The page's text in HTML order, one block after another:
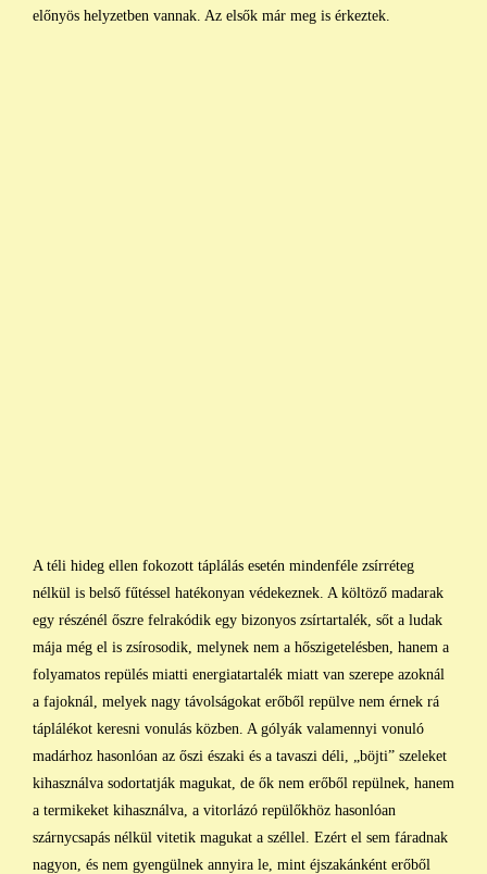
előnyös helyzetben vannak. Az elsők már meg is érkeztek.
A téli hideg ellen fokozott táplálás esetén mindenféle zsírréteg
nélkül is belső fűtéssel hatékonyan védekeznek. A költöző madarak
egy részénél őszre felrakódik egy bizonyos zsírtartalék, sőt a ludak
mája még el is zsírosodik, melynek nem a hőszigetelésben, hanem a
folyamatos repülés miatti energiatartalék miatt van szerepe azoknál
a fajoknál, melyek nagy távolságokat erőből repülve nem érnek rá
táplálékot keresni vonulás közben. A gólyák valamennyi vonuló
madárhoz hasonlóan az őszi északi és a tavaszi déli, „böjti” szeleket
kihasználva sodortatják magukat, de ők nem erőből repülnek, hanem
a termikeket kihasználva, a vitorlázó repülőkhöz hasonlóan
szárnycsapás nélkül vitetik magukat a széllel. Ezért el sem fáradnak
nagyon, és nem gyengülnek annyira le, mint éjszakánként erőből